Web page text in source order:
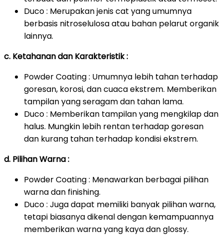
Duco : Merupakan jenis cat yang umumnya
berbasis nitroselulosa atau bahan pelarut organik
lainnya.
c. Ketahanan dan Karakteristik :
Powder Coating : Umumnya lebih tahan terhadap
goresan, korosi, dan cuaca ekstrem. Memberikan
tampilan yang seragam dan tahan lama.
Duco : Memberikan tampilan yang mengkilap dan
halus. Mungkin lebih rentan terhadap goresan
dan kurang tahan terhadap kondisi ekstrem.
d. Pilihan Warna :
Powder Coating : Menawarkan berbagai pilihan
warna dan finishing.
Duco : Juga dapat memiliki banyak pilihan warna,
tetapi biasanya dikenal dengan kemampuannya
memberikan warna yang kaya dan glossy.